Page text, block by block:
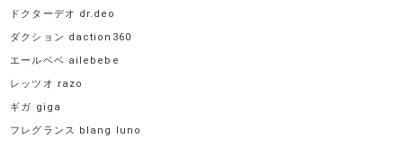
ドクターデオ dr.deo
ダクション daction360
エールベベ ailebebe
レッツオ razo
ギガ giga
フレグランス blang luno